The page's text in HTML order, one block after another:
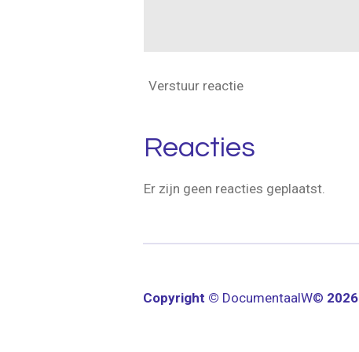
Verstuur reactie
Reacties
Er zijn geen reacties geplaatst.
Copyright © DocumentaalW© 2026